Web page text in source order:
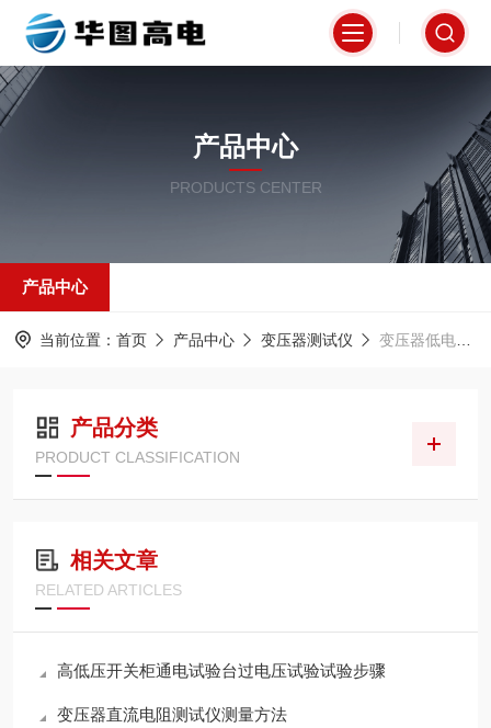
产品中心
PRODUCTS CENTER
产品中心
当前位置： 首页 产品中心 变压器测试仪 变压器低电压短路测试仪
产品分类
PRODUCT CLASSIFICATION
相关文章
RELATED ARTICLES
高低压开关柜通电试验台过电压试验试验步骤
变压器直流电阻测试仪测量方法